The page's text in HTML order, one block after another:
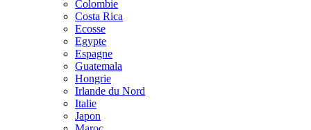
Colombie
Costa Rica
Ecosse
Egypte
Espagne
Guatemala
Hongrie
Irlande du Nord
Italie
Japon